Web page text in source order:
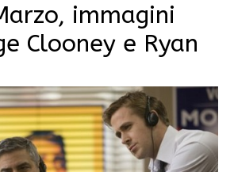
immagini
Clooney e Ryan